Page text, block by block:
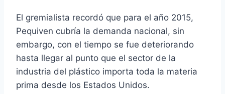
El gremialista recordó que para el año 2015,
Pequiven cubría la demanda nacional, sin
embargo, con el tiempo se fue deteriorando
hasta llegar al punto que el sector de la
industria del plástico importa toda la materia
prima desde los Estados Unidos.